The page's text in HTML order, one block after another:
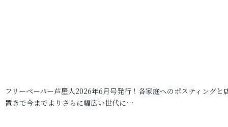
フリーペーパー芦屋人2026年6月号発行！各家庭へのポスティングと
置きで今までよりさらに幅広い世代に…